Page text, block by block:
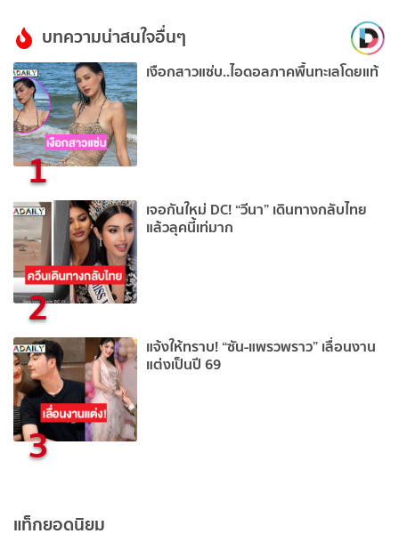
บทความน่าสนใจอื่นๆ
1
เงือกสาวแซ่บ..ไอดอลภาคพื้นทะเลโดยแท้
2
เจอกันใหม่ DC! “วีนา” เดินทางกลับไทย
แล้วลุคนี้เท่มาก
3
แจ้งให้ทราบ! “ซัน-แพรวพราว” เลื่อนงาน
แต่งเป็นปี 69
แท็กยอดนิยม